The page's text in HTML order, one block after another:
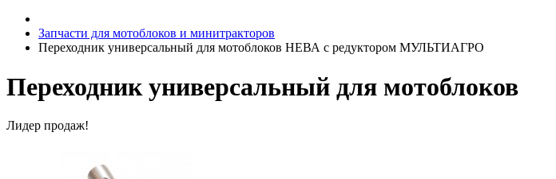
Запчасти для мотоблоков и минитракторов
Переходник универсальный для мотоблоков НЕВА с редуктором МУЛЬТИАГРО
Переходник универсальный для мотоблоков
Лидер продаж!